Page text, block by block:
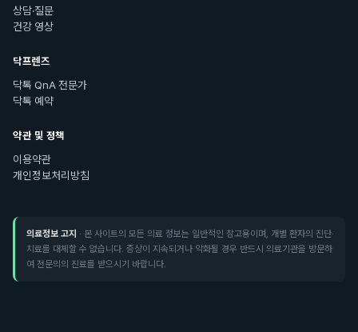
상담·질문
건강 영상
닥프렌즈
닥톡 QnA 전문가
닥톡 예약
약관 및 정책
이용약관
개인정보처리방침
의료정보 고지 · 본 사이트의 모든 의료 정보는 일반적인 참고용이며, 개별 환자의 진단·
치료를 대체할 수 없습니다. 증상이 지속되거나 악화될 경우 반드시 의료기관을 방문하
여 전문의의 진료를 받으시기 바랍니다.